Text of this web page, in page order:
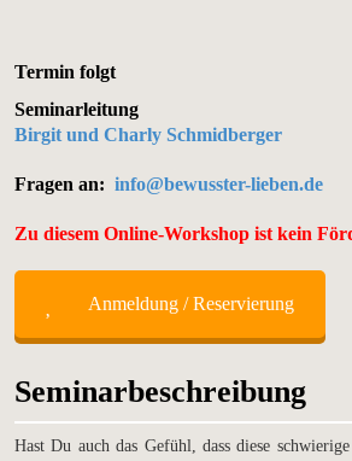
Termin folgt
Seminarleitung
Birgit und Charly Schmidberger
Fragen an: info@bewusster-lieben.de
Zu diesem Online-Workshop ist kein
Anmeldung / Reservierung
Seminarbeschreibung
Hast Du auch das Gefühl, dass diese